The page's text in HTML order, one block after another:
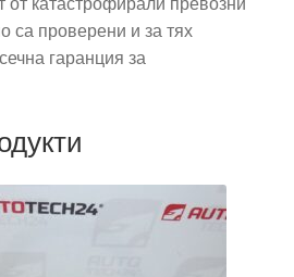
са проверени и за тях
гаранция за